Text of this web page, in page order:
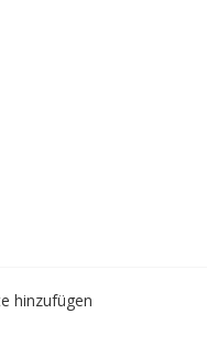
hinzufügen